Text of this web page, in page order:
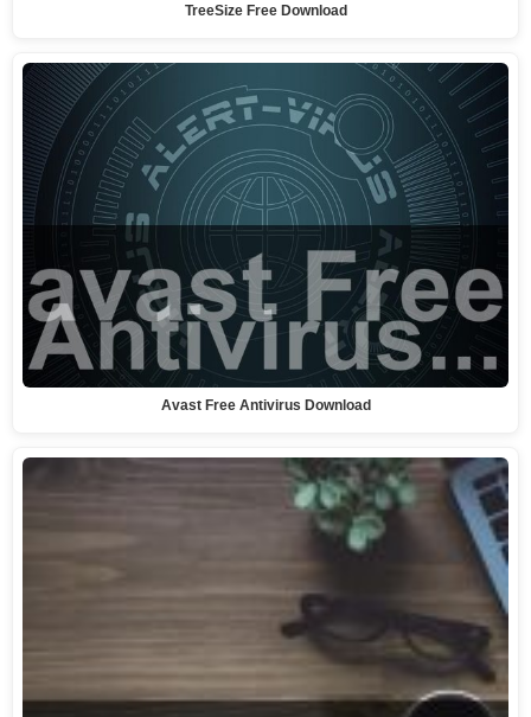
TreeSize Free Download
Avast Free Antivirus Download